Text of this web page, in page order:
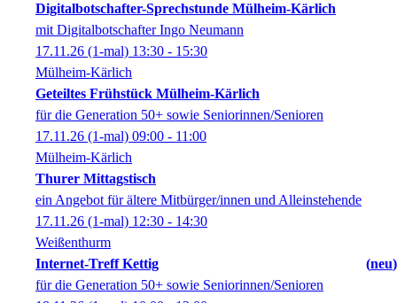
Digitalbotschafter-Sprechstunde Mülheim-Kärlich
mit Digitalbotschafter Ingo Neumann
17.11.26 (1-mal) 13:30 - 15:30
Mülheim-Kärlich
Geteiltes Frühstück Mülheim-Kärlich
für die Generation 50+ sowie Seniorinnen/Senioren
17.11.26 (1-mal) 09:00 - 11:00
Mülheim-Kärlich
Thurer Mittagstisch
ein Angebot für ältere Mitbürger/innen und Alleinstehende
17.11.26 (1-mal) 12:30 - 14:30
Weißenthurm
Internet-Treff Kettig
neu
für die Generation 50+ sowie Seniorinnen/Senioren